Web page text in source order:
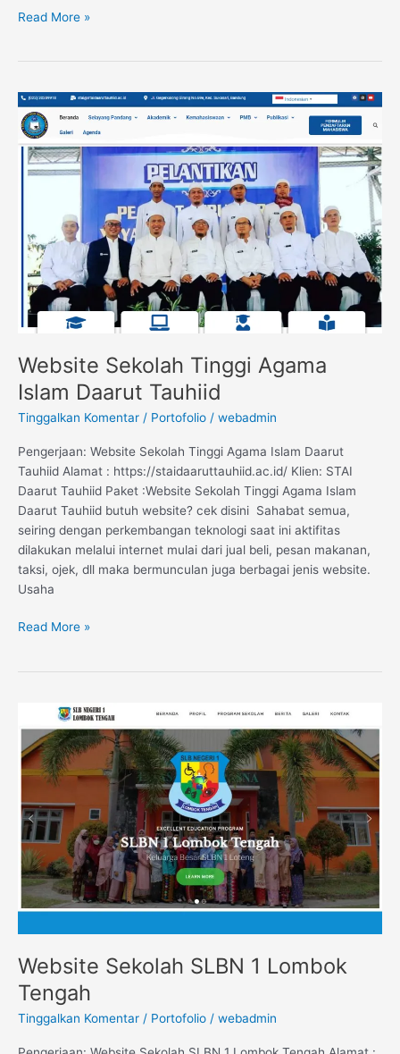
Read More »
Website Sekolah Tinggi Agama
Islam Daarut Tauhiid
Tinggalkan Komentar / Portofolio / webadmin
Pengerjaan: Website Sekolah Tinggi Agama Islam Daarut
Tauhiid Alamat : https://staidaaruttauhiid.ac.id/ Klien: STAI
Daarut Tauhiid Paket :Website Sekolah Tinggi Agama Islam
Daarut Tauhiid butuh website? cek disini Sahabat semua,
seiring dengan perkembangan teknologi saat ini aktifitas
dilakukan melalui internet mulai dari jual beli, pesan makanan,
taksi, ojek, dll maka bermunculan juga berbagai jenis website.
Usaha
Website
Sekolah
Tinggi
Agama
Islam
Read More »
Website Sekolah SLBN 1 Lombok
Tengah
Tinggalkan Komentar / Portofolio / webadmin
Website
Sekolah
SLBN
1
Lombok
Tengah